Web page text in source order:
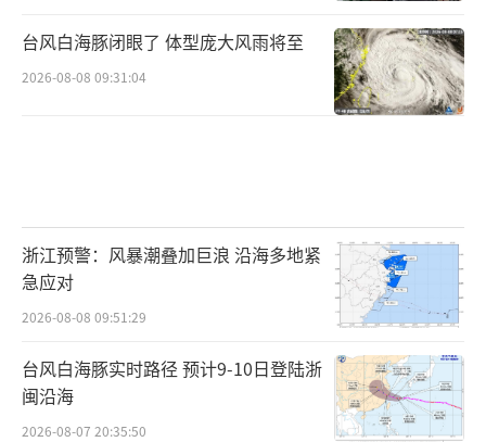
台风白海豚闭眼了 体型庞大风雨将至
2026-08-08 09:31:04
浙江预警：风暴潮叠加巨浪 沿海多地紧
急应对
2026-08-08 09:51:29
台风白海豚实时路径 预计9-10日登陆浙
闽沿海
2026-08-07 20:35:50